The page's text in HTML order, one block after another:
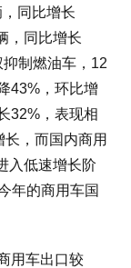
同比增长
，同比增长
制燃油车，12
43%，环比增
32%，表现相
，而国内商用
入低速增长阶
年的商用车国
用车出口较